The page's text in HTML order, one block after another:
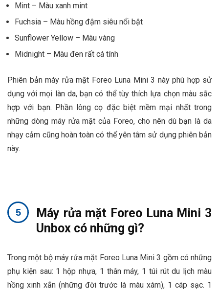
Mint – Màu xanh mint
Fuchsia – Màu hồng đậm siêu nổi bật
Sunflower Yellow – Màu vàng
Midnight – Màu đen rất cá tính
Phiên bản máy rửa mặt Foreo Luna Mini 3 này phù hợp sử
dụng với mọi làn da, bạn có thể tùy thích lựa chọn màu sắc
hợp với bạn. Phần lông cọ đặc biệt mềm mại nhất trong
những dòng máy rửa mặt của Foreo, cho nên dù bạn là da
nhạy cảm cũng hoàn toàn có thể yên tâm sử dụng phiên bản
này.
Máy rửa mặt Foreo Luna Mini 3
Unbox có những gì?
Trong một bộ máy rửa mặt Foreo Luna Mini 3 gồm có những
phụ kiện sau: 1 hộp nhựa, 1 thân máy, 1 túi rút du lịch màu
hồng xinh xắn (những đời trước là màu xám), 1 cáp sạc. 1